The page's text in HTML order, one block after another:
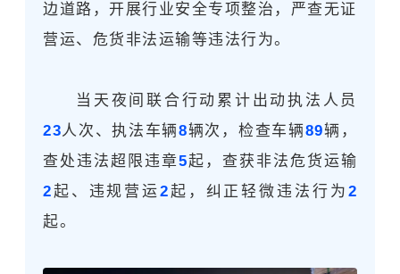
边道路，开展行业安全专项整治，严查无证
营运、危货非法运输等违法行为。
当天夜间联合行动累计出动执法人员
23人次、执法车辆8辆次，检查车辆89辆，
查处违法超限违章5起，查获非法危货运输
2起、违规营运2起，纠正轻微违法行为 2
起。